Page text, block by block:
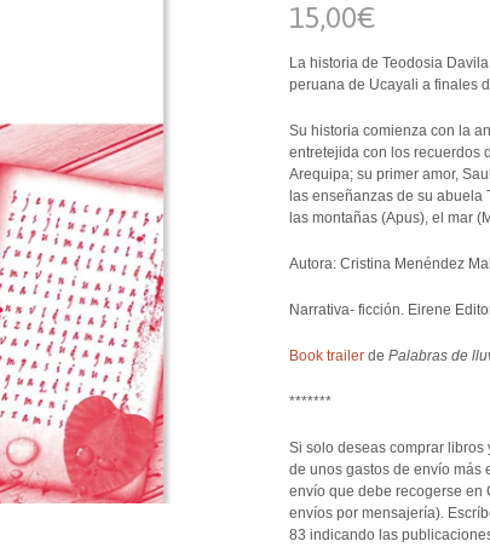
15,00€
La historia de Teodosia
peruana de Ucayali a finales
Su historia comienza con la
entretejida con los recuerdos
Arequipa; su primer amor,
las enseñanzas de su
las montañas (Apus), el mar
Autora: Cristina Menéndez
Narrativa- ficción. Eirene
Book trailer de Palabras de
*******
Si solo deseas comprar libros
de unos gastos de envío más
envío que debe recogerse en
envíos por mensajería).
83 indicando las